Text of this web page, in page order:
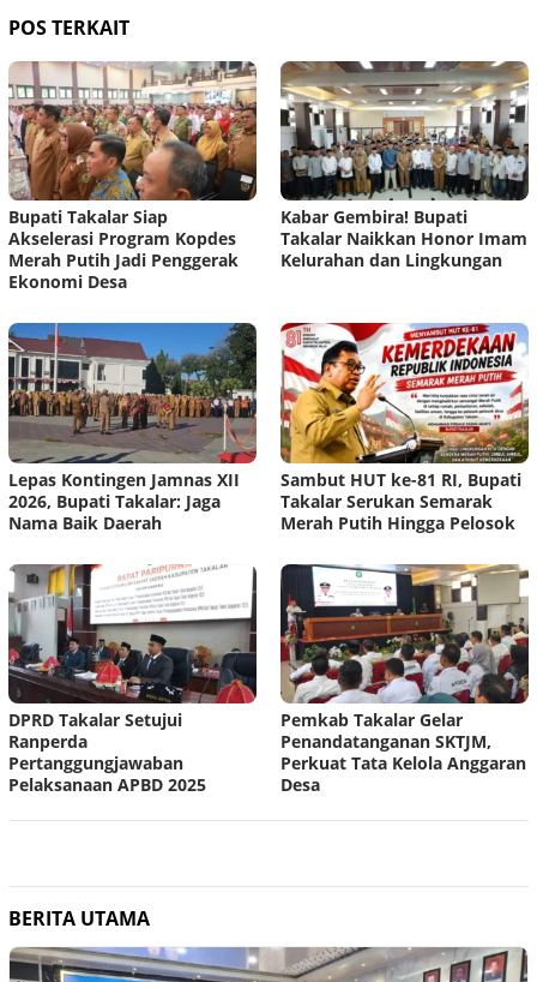
POS TERKAIT
Bupati Takalar Siap
Akselerasi Program Kopdes
Merah Putih Jadi Penggerak
Ekonomi Desa
Kabar Gembira! Bupati
Takalar Naikkan Honor Imam
Kelurahan dan Lingkungan
Lepas Kontingen Jamnas XII
2026, Bupati Takalar: Jaga
Nama Baik Daerah
Sambut HUT ke-81 RI, Bupati
Takalar Serukan Semarak
Merah Putih Hingga Pelosok
DPRD Takalar Setujui
Ranperda
Pertanggungjawaban
Pelaksanaan APBD 2025
Pemkab Takalar Gelar
Penandatanganan SKTJM,
Perkuat Tata Kelola Anggaran
Desa
BERITA UTAMA